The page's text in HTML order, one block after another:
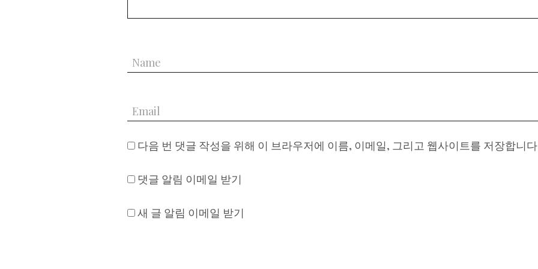
다음 번 댓글 작성을 위해 이 브라우저에 이름, 이메일, 그리고 웹사이트를 저장합니
댓글 알림 이메일 받기
새 글 알림 이메일 받기